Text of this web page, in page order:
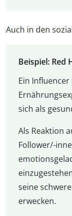
Auch in den
Beispiel: Red
Ein
sich als
Als Reaktion
Follower/-
seine
erwecken.